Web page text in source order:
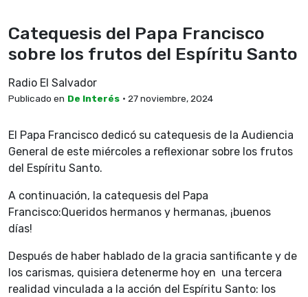
Catequesis del Papa Francisco
sobre los frutos del Espíritu Santo
Radio El Salvador
Publicado en De Interés • 27 noviembre, 2024
El Papa Francisco dedicó su catequesis de la Audiencia
General de este miércoles a reflexionar sobre los frutos
del Espíritu Santo.
A continuación, la catequesis del Papa
Francisco:Queridos hermanos y hermanas, ¡buenos
días!
Después de haber hablado de la gracia santificante y de
los carismas, quisiera detenerme hoy en una tercera
realidad vinculada a la acción del Espíritu Santo: los